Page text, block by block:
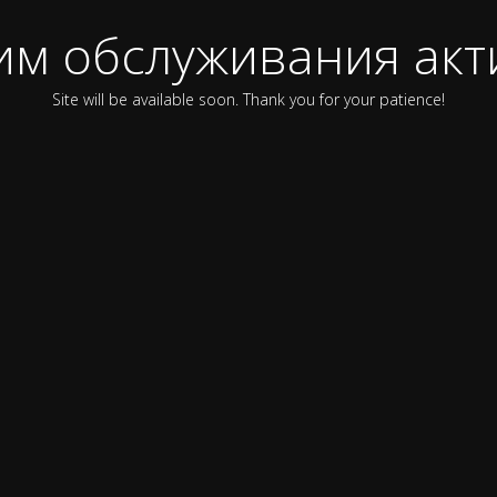
обслуживания
Site will be available soon. Thank you for your patience!